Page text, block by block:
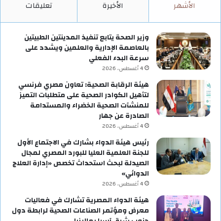
الأشهر الأخيرة تعليقات
وزير الصحة يتابع تنفيذ المدينتين الطبيتين
بالعاصمة الإدارية والعلمين ويشدد على
سرعة البدء الفعلي
4 أغسطس، 2026
هيئة الرقابة الصحية: تعاون مصري فرنسي
لتأهيل الكوادر الصحية على متطلبات التميز
للمنشآت الصحية الخضراء والمستدامة
الصادرة عن جهار
4 أغسطس، 2026
رئيس هيئة الدواء بشارك في الاجتماع الأول
للجنة العلمية العليا للبورد المصري لمجال
الصيدلة لبحث استحداث تخصص «إدارة العلاج
الدوائي»
4 أغسطس، 2026
هيئة الدواء المصرية تشارك في فعاليات
معرض ومؤتمر الصناعات الصحية لرابطة دول